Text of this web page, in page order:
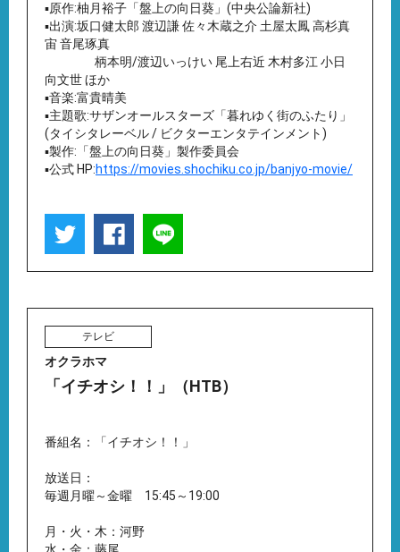
▪️原作:柚月裕子「盤上の向日葵」(中央公論新社)
▪️出演:坂口健太郎 渡辺謙 佐々木蔵之介 土屋太鳳 高杉真
宙 音尾琢真
柄本明/渡辺いっけい 尾上右近 木村多江 小日
向文世 ほか
▪️音楽:富貴晴美
▪️主題歌:サザンオールスターズ「暮れゆく街のふたり」
(タイシタレーベル / ビクターエンタテインメント)
▪️製作:「盤上の向日葵」製作委員会
▪️公式 HP:https://movies.shochiku.co.jp/banjyo-movie/
テレビ
オクラホマ
「イチオシ！！」（HTB）
番組名：「イチオシ！！」
放送日：
毎週月曜～金曜 15:45～19:00
月・火・木：河野